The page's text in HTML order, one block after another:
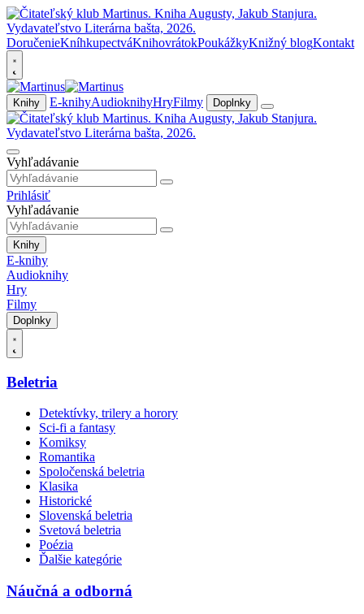
DoručenieKníhkupectváKnihovrátokPoukážkyKnižný blogKontakt
Knihy E-knihyAudioknihyHryFilmy Doplnky
Vyhľadávanie
Prihlásiť
Vyhľadávanie
Knihy
E-knihy
Audioknihy
Hry
Filmy
Doplnky
Beletria
Detektívky, trilery a horory
Sci-fi a fantasy
Komiksy
Romantika
Spoločenská beletria
Klasika
Historické
Slovenská beletria
Svetová beletria
Poézia
Ďalšie kategórie
Náučná a odborná